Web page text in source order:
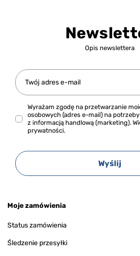
Opis newslettera
Twój adres e-mail
Wyrażam zgodę na przetwarzanie
osobowych (adres e-mail) na
z informacją handlową (marketing).
prywatności.
Wyślij
Moje zamówienia
Status zamówienia
Śledzenie przesyłki